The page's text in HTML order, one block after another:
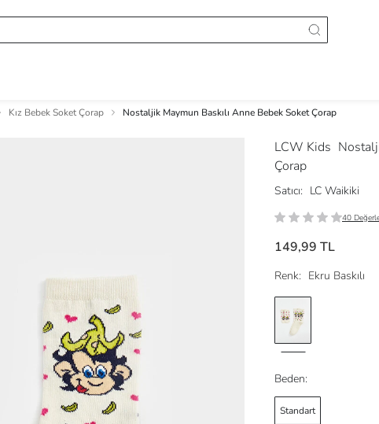
Kız Bebek Soket Çorap Nostaljik Maymun Baskılı Anne Bebek Soket Çorap
LCW Kids
Çorap
Satıcı: LC Waikiki
40
149,99 TL
Renk: Ekru Baskılı
Beden:
Standart